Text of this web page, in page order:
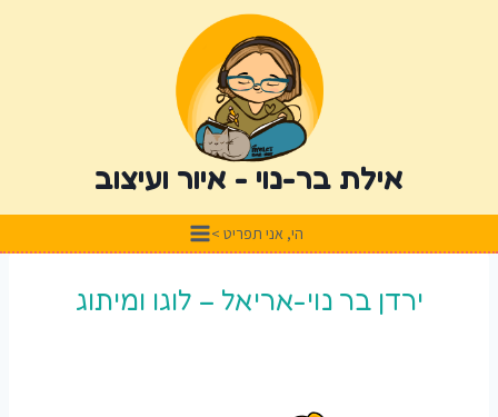
אילת בר-נוי - איור ועיצוב
הי, אני תפריט >
ירדן בר נוי-אריאל – לוגו ומיתוג